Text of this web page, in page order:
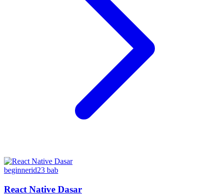
beginnerid23 bab
React Native Dasar